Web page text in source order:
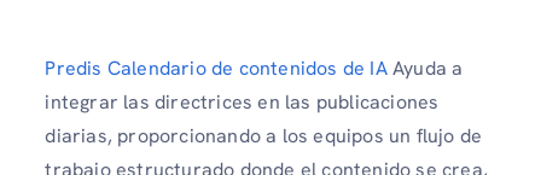
Predis Calendario de contenidos de IAAyuda a
integrar las directrices en las publicaciones
diarias, proporcionando a los equipos un flujo de
trabajo estructurado donde el contenido se crea,